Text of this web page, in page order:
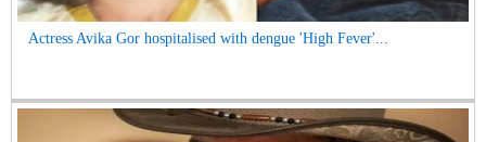
Actress Avika Gor hospitalised with dengue 'High Fever'...